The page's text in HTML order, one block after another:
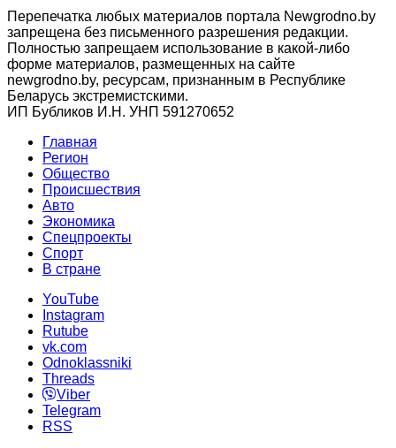
Перепечатка любых материалов портала Newgrodno.by
запрещена без письменного разрешения редакции.
Полностью запрещаем использование в какой-либо
форме материалов, размещенных на сайте
newgrodno.by, ресурсам, признанным в Республике
Беларусь экстремистскими.
ИП Бубликов И.Н. УНП 591270652
Главная
Регион
Общество
Происшествия
Авто
Экономика
Спецпроекты
Cпорт
В стране
YouTube
Instagram
Rutube
vk.com
Odnoklassniki
Threads
Viber
Telegram
RSS